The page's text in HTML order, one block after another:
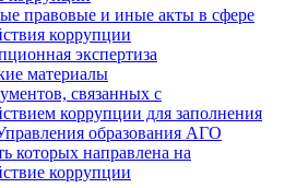
правовые и иные акты в сфере
коррупции
экспертиза
материалы
связанных с
коррупции для заполнения
образования АГО
которых направлена на
коррупции